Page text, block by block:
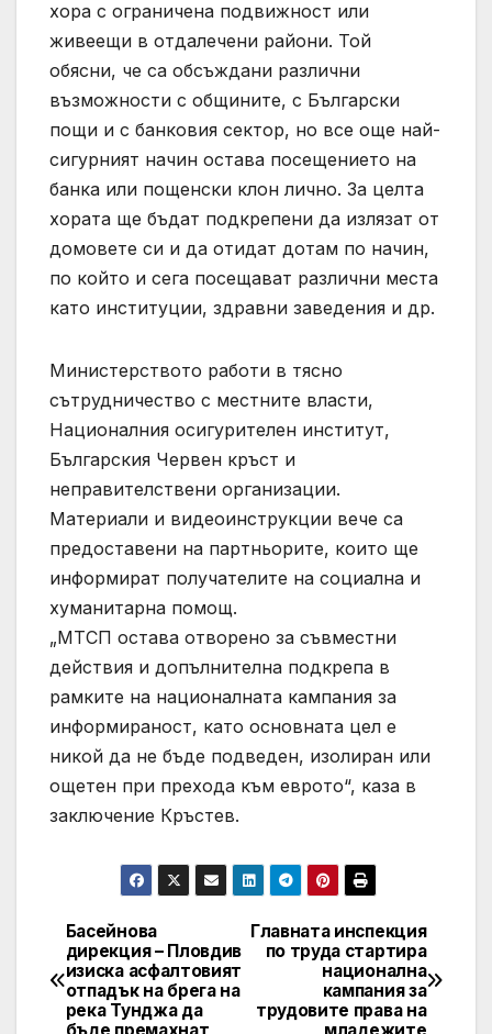
хора с ограничена подвижност или
живеещи в отдалечени райони. Той
обясни, че са обсъждани различни
възможности с общините, с Български
пощи и с банковия сектор, но все още най-
сигурният начин остава посещението на
банка или пощенски клон лично. За целта
хората ще бъдат подкрепени да излязат от
домовете си и да отидат дотам по начин,
по който и сега посещават различни места
като институции, здравни заведения и др.
Министерството работи в тясно
сътрудничество с местните власти,
Националния осигурителен институт,
Българския Червен кръст и
неправителствени организации.
Материали и видеоинструкции вече са
предоставени на партньорите, които ще
информират получателите на социална и
хуманитарна помощ.
„МТСП остава отворено за съвместни
действия и допълнителна подкрепа в
рамките на националната кампания за
информираност, като основната цел е
никой да не бъде подведен, изолиран или
ощетен при прехода към еврото“, каза в
заключение Кръстев.
Post
navigation
Главната инспекция
по труда стартира
национална
кампания за
трудовите права на
Басейнова
дирекция – Пловдив
изиска асфалтовият
отпадък на брега на
река Тунджа да